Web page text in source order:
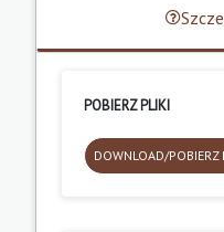
POBIERZ PLIKI
DOWNLOAD/POBIERZ